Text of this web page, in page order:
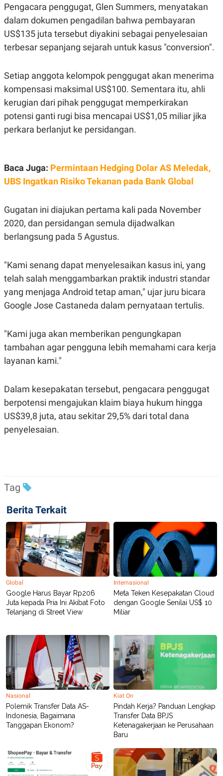
A
T
D
A
A
G
E
N
T
A
N
V
P
S
S
K
O
N
N
C
A
D
Y
P
R
E
R
E
L
E
A
.
I
D
L
A
N
A
A
N
C
A
K
I
N
J
E
M
I
N
P
A
P
D
V
E
G
G
E
D
I
A
.
D
SITEMAP PROFILE TERM
PEDOMAN
PEMBERITAAN
SIBER
PRIVACY
POLICY
Pengacara penggugat, Glen Summers, menyatakan
dalam dokumen pengadilan bahwa pembayaran
US$135 juta tersebut diyakini sebagai penyelesaian
terbesar sepanjang sejarah untuk kasus "conversion".
Setiap anggota kelompok penggugat akan menerima
kompensasi maksimal US$100. Sementara itu, ahli
kerugian dari pihak penggugat memperkirakan
potensi ganti rugi bisa mencapai US$1,05 miliar jika
perkara berlanjut ke persidangan.
Baca Juga: Permintaan Hedging Dolar AS Meledak,
UBS Ingatkan Risiko Tekanan pada Bank Global
Gugatan ini diajukan pertama kali pada November
2020, dan persidangan semula dijadwalkan
berlangsung pada 5 Agustus.
"Kami senang dapat menyelesaikan kasus ini, yang
telah salah menggambarkan praktik industri standar
yang menjaga Android tetap aman," ujar juru bicara
Google Jose Castaneda dalam pernyataan tertulis.
"Kami juga akan memberikan pengungkapan
tambahan agar pengguna lebih memahami cara kerja
layanan kami."
Dalam kesepakatan tersebut, pengacara penggugat
berpotensi mengajukan klaim biaya hukum hingga
US$39,8 juta, atau sekitar 29,5% dari total dana
penyelesaian.
Tag
Berita Terkait
Global
Google Harus Bayar Rp206
Juta kepada Pria Ini Akibat Foto
Telanjang di Street View
Internasional
Meta Teken Kesepakatan Cloud
dengan Google Senilai US$ 10
Miliar
Nasional
Polemik Transfer Data AS-
Indonesia, Bagaimana
Tanggapan Ekonom?
Kiat On
Pindah Kerja? Panduan Lengkap
Transfer Data BPJS
Ketenagakerjaan ke Perusahaan
Baru